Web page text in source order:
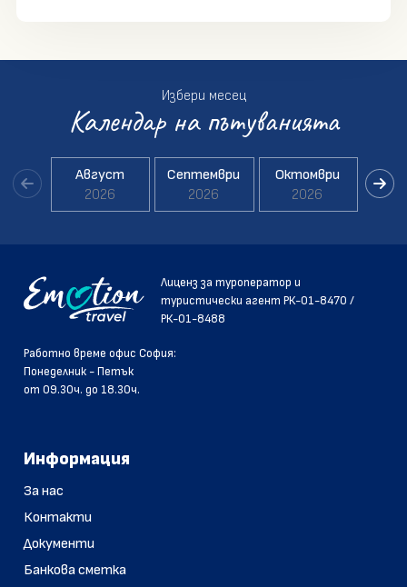
Избери месец
Календар на пътуванията
Август
2026
Септември
2026
Октомври
2026
Лиценз за туроператор и
туристически агент РК-01-8470 /
РК-01-8488
Pаботно време офис София:
Понеделник - Петък
от 09.30ч. до 18.30ч.
Информация
За нас
Контакти
Документи
Банкова сметка